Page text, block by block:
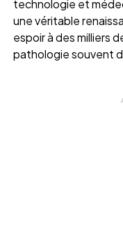
technologie et
une véritable
espoir à des milliers
pathologie souvent